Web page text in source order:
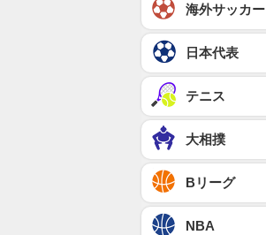
海外サッカー
日本代表
テニス
大相撲
Bリーグ
NBA